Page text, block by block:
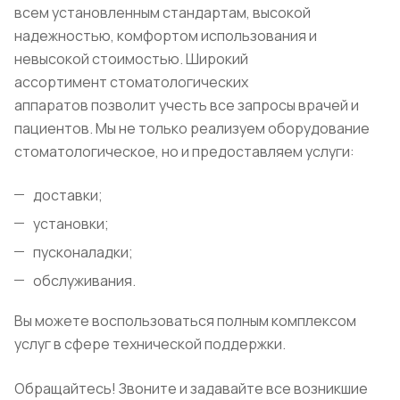
всем установленным стандартам, высокой
надежностью, комфортом использования и
невысокой стоимостью. Широкий
ассортимент стоматологических
аппаратов позволит учесть все запросы врачей и
пациентов. Мы не только реализуем оборудование
стоматологическое, но и предоставляем услуги:
доставки;
установки;
пусконаладки;
обслуживания.
Вы можете воспользоваться полным комплексом
услуг в сфере технической поддержки.
Обращайтесь! Звоните и задавайте все возникшие